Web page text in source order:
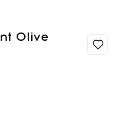
Olive